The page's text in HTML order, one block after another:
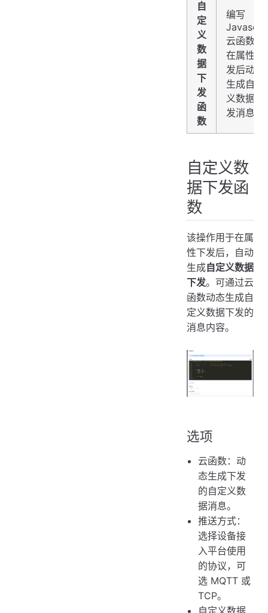
自
定
义
数
据
下
发
函
数
编写
云函数，
在属性下
发后动态
生成自定
义数据下
发消息。
自定义数
据下发函
数
该操作用于在属
性下发后，自动
生成自定义数据
下发。可通过云
函数动态生成自
定义数据下发的
消息内容。
选项
云函数：动
态生成下发
的自定义数
据消息。
推送方式：
选择设备接
入平台使用
的协议，可
选 MQTT 或
TCP。